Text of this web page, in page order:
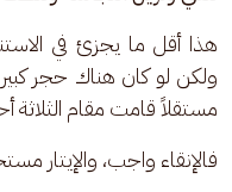
هذا أقل ما يجزئ في
ولكن لو كان هناك حجر
مستقلاً قامت مقام الثلاثة
فالإنقاء واجب، والإيتار